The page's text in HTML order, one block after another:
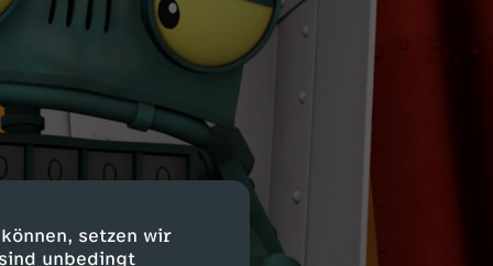
setzen wir
unbedingt